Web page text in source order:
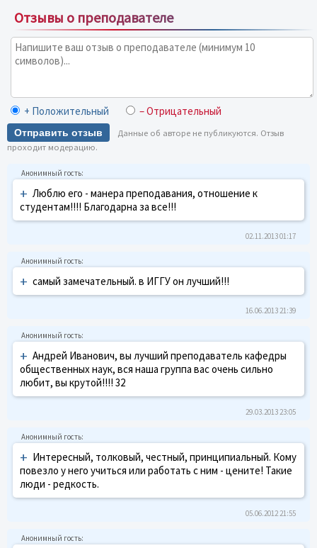
Отзывы о преподавателе
+ Положительный – Отрицательный
Отправить отзыв
Данные об авторе не публикуются. Отзыв
проходит модерацию.
+ Люблю его - манера преподавания, отношение к
студентам!!!! Благодарна за все!!!
02.11.2013 01:17
+ самый замечательный. в ИГГУ он лучший!!!
16.06.2013 21:39
+ Андрей Иванович, вы лучший преподаватель кафедры
общественных наук, вся наша группа вас очень сильно
любит, вы крутой!!!! 32
29.03.2013 23:05
+ Интересный, толковый, честный, принципиальный. Кому
повезло у него учиться или работать с ним - цените! Такие
люди - редкость.
05.06.2012 21:55